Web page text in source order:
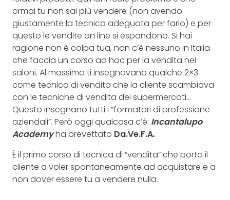
ormai tu non sai più vendere (non avendo
giustamente la tecnica adeguata per farlo) e per
questo le vendite on line si espandono. Si hai
ragione non è colpa tua, non c’è nessuno in Italia
che faccia un corso ad hoc per la vendita nei
saloni. Al massimo ti insegnavano qualche 2×3
come tecnica di vendita che la cliente scambiava
con le tecniche di vendita dei supermercati…
Questo insegnano tutti i “formatori di professione
aziendali”. Però oggi qualcosa c’è: Incantalupo
Academyha brevettato Da.Ve.F.A.
È il primo corso di tecnica di “vendita” che porta il
cliente a voler spontaneamente ad acquistare e a
non dover essere tu a vendere nulla.